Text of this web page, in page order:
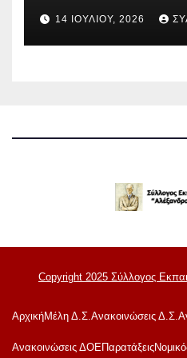
14 ΙΟΥΛΊΟΥ, 2026
Copyright 2025 Σύλλογος
ΑρχικήΜέλη Δ.Σ. Ανακοινώσεις Δ.Σ.
Ανακoινώσεις ΔΟΕΠαρατάξεις